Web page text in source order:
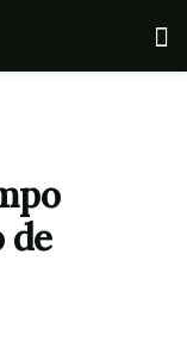
de